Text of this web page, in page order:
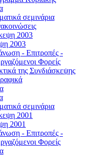
σεμινάρια
2003
2003
- Επιτροπές -
Φορείς
της Συνδιάσκεψης
σεμινάρια
2001
2001
- Επιτροπές -
Φορείς